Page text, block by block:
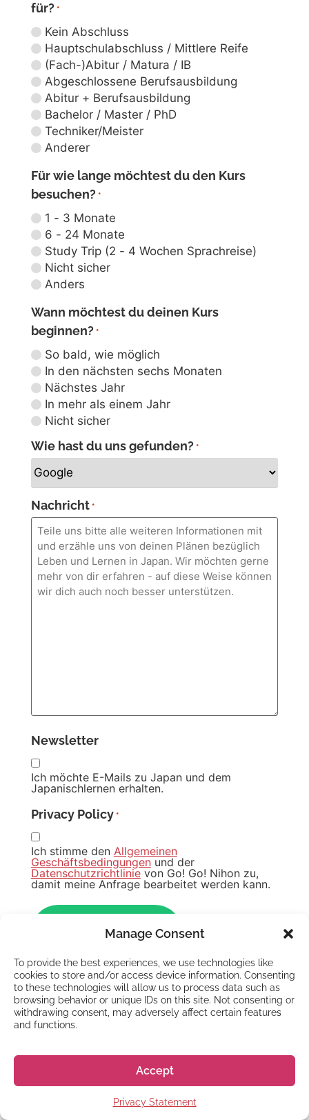
Manage Consent
To provide the best experiences, we use technologies like
cookies to store and/or access device information. Consenting
to these technologies will allow us to process data such as
browsing behavior or unique IDs on this site. Not consenting or
withdrawing consent, may adversely affect certain features
and functions.
Accept
Privacy Statement
für? *
Kein Abschluss
Hauptschulabschluss / Mittlere Reife
(Fach-)Abitur / Matura / IB
Abgeschlossene Berufsausbildung
Abitur + Berufsausbildung
Bachelor / Master / PhD
Techniker/Meister
Anderer
Für wie lange möchtest du den Kurs
besuchen? *
1 - 3 Monate
6 - 24 Monate
Study Trip (2 - 4 Wochen Sprachreise)
Nicht sicher
Anders
Wann möchtest du deinen Kurs
beginnen? *
So bald, wie möglich
In den nächsten sechs Monaten
Nächstes Jahr
In mehr als einem Jahr
Nicht sicher
Wie hast du uns gefunden? *
Nachricht *
Newsletter
Ich möchte E-Mails zu Japan und dem
Japanischlernen erhalten.
Privacy Policy *
Ich stimme den Allgemeinen
Geschäftsbedingungenund der
Datenschutzrichtlinievon Go! Go! Nihon zu,
damit meine Anfrage bearbeitet werden kann.
Hast du noch